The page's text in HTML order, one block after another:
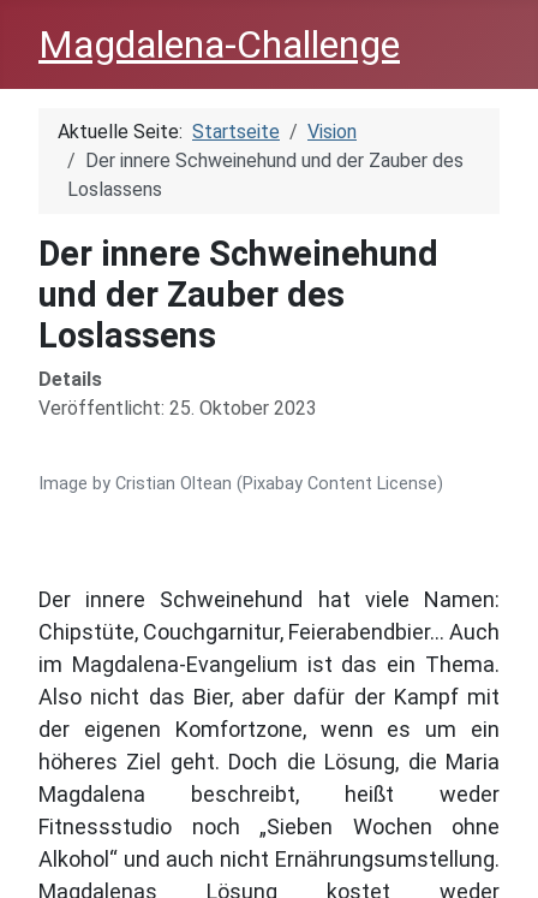
Magdalena-Challenge
Aktuelle Seite: Startseite
Vision
Der innere Schweinehund und der Zauber des
Loslassens
Der innere Schweinehund
und der Zauber des
Loslassens
Details
Veröffentlicht: 25. Oktober 2023
Image by Cristian Oltean (Pixabay Content License)
Der innere Schweinehund hat viele Namen:
Chipstüte, Couchgarnitur, Feierabendbier… Auch
im Magdalena-Evangelium ist das ein Thema.
Also nicht das Bier, aber dafür der Kampf mit
der eigenen Komfortzone, wenn es um ein
höheres Ziel geht. Doch die Lösung, die Maria
Magdalena beschreibt, heißt weder
Fitnessstudio noch „Sieben Wochen ohne
Alkohol“ und auch nicht Ernährungsumstellung.
Magdalenas Lösung kostet weder